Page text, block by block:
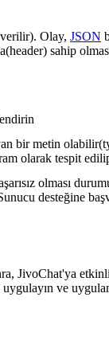
Olay, JSON
sahip
bir metin
olarak tespit
olması
desteğine
JivoChat'ya
ve